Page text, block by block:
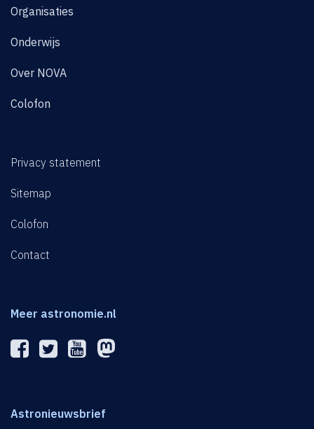
Organisaties
Onderwijs
Over NOVA
Colofon
Privacy statement
Sitemap
Colofon
Contact
Meer astronomie.nl
Astronieuwsbrief